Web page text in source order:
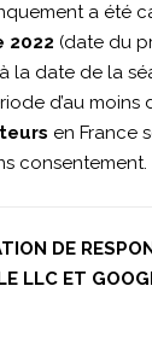
a été
2022 (date du
la date de la
d’au moins
en France
consentement.
DE
LLC ET